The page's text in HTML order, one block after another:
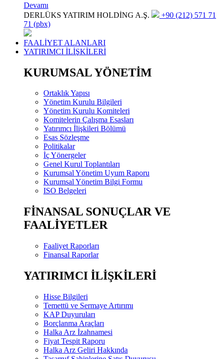
Devamı
DERLÜKS YATIRIM HOLDİNG A.Ş.
+90 (212) 571 71
71 (pbx)
FAALİYET ALANLARI
YATIRIMCI İLİŞKİLERİ
KURUMSAL YÖNETİM
Ortaklık Yapısı
Yönetim Kurulu Bilgileri
Yönetim Kurulu Komiteleri
Komitelerin Çalışma Esasları
Yatırımcı İlişkileri Bölümü
Esas Sözleşme
Politikalar
İç Yönergeler
Genel Kurul Toplantıları
Kurumsal Yönetim Uyum Raporu
Kurumsal Yönetim Bilgi Formu
ISO Belgeleri
FİNANSAL SONUÇLAR VE
FAALİYETLER
Faaliyet Raporları
Finansal Raporlar
YATIRIMCI İLİŞKİLERİ
Hisse Bilgileri
Temettü ve Sermaye Artırımı
KAP Duyuruları
Borçlanma Araçları
Halka Arz İzahnamesi
Fiyat Tespit Raporu
Halka Arz Geliri Hakkında